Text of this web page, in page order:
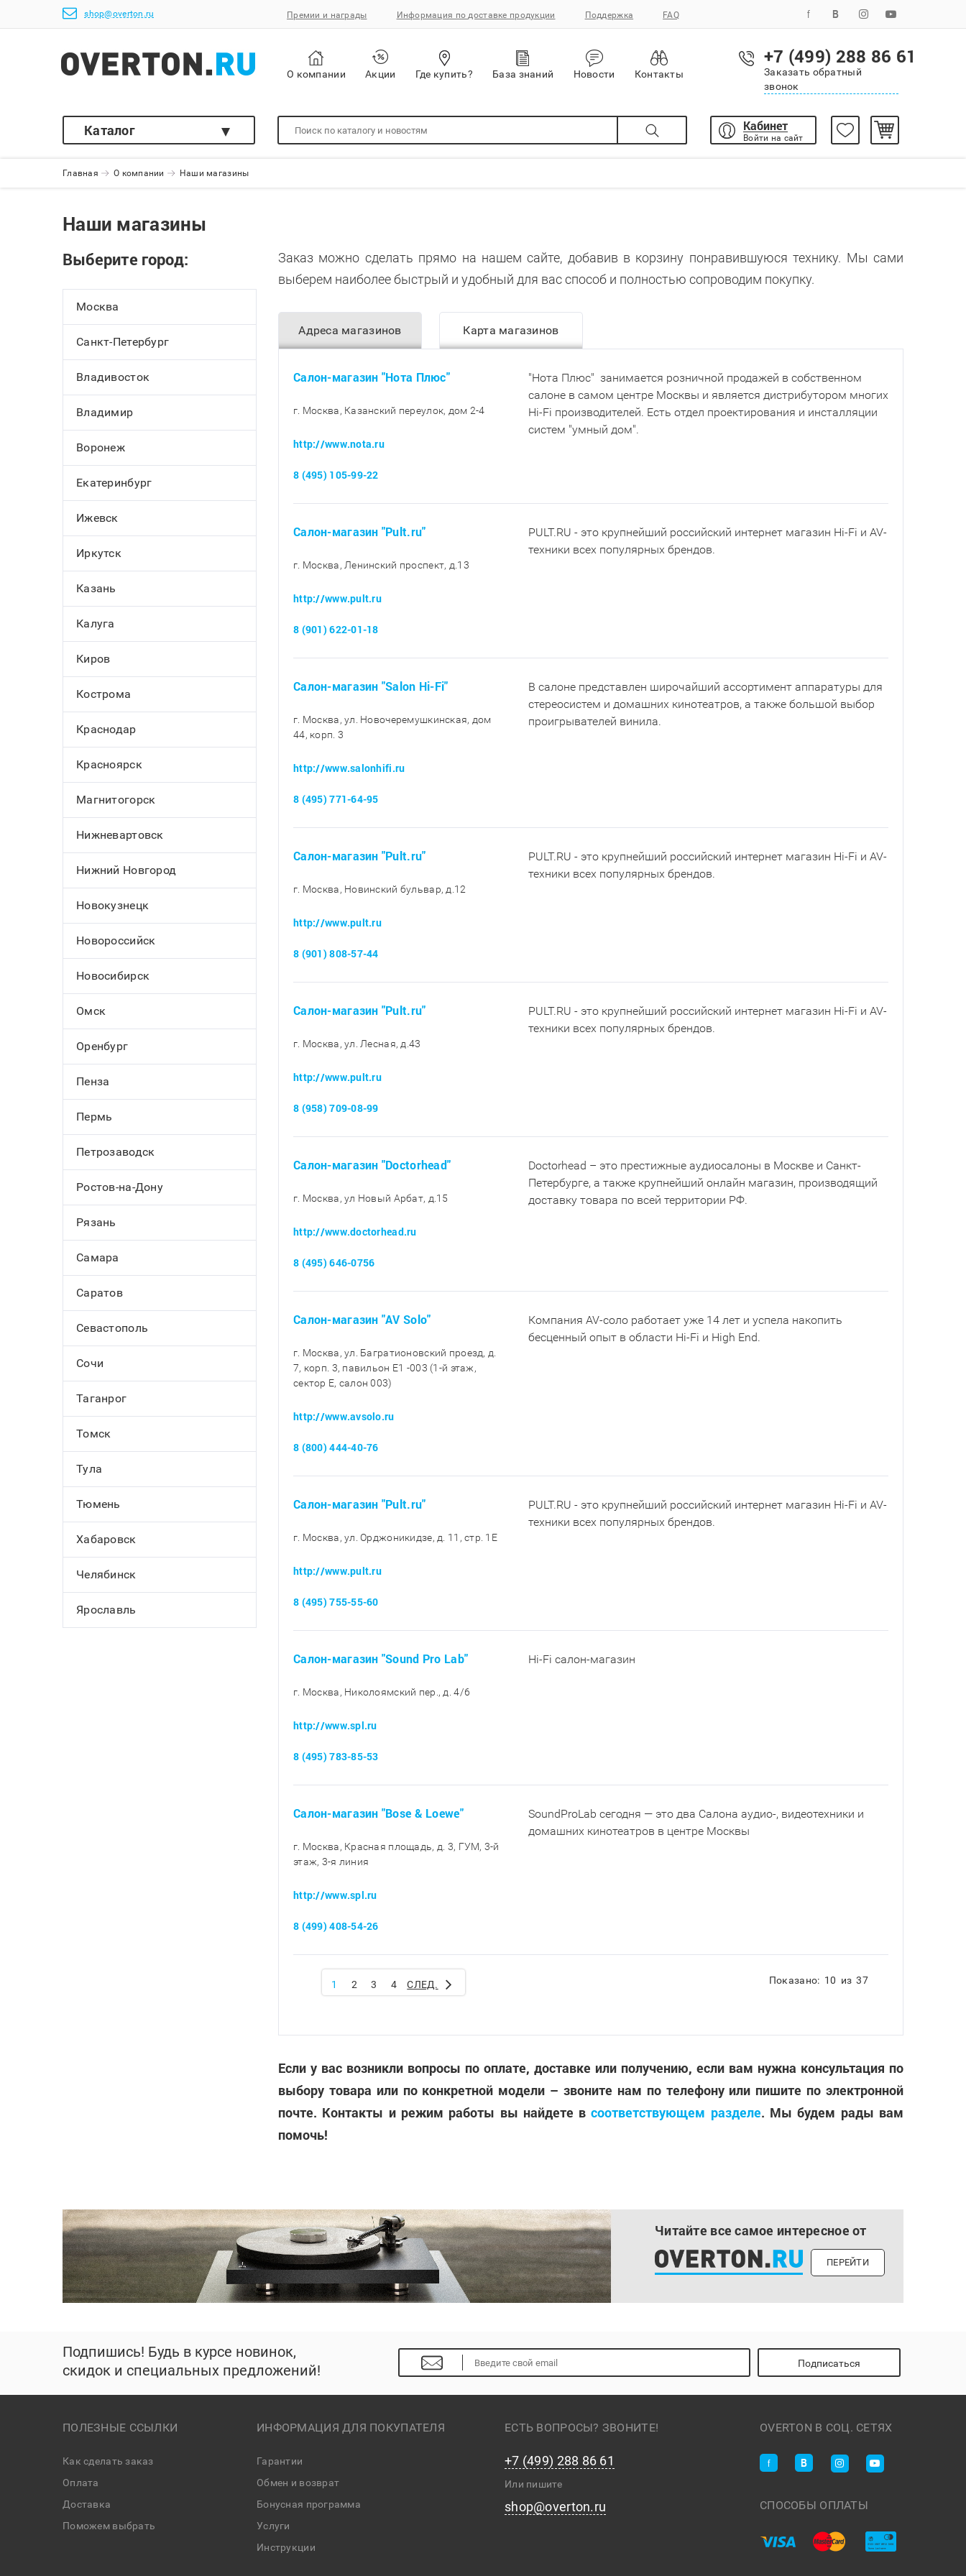
shop@overton.ru Премии и награды Информация по доставке продукции Поддержка FAQ
О компании Акции Где купить? База знаний Новости Контакты
+7 (499) 288 86 61
Заказать обратный
звонок
Каталог Кабинет
Войти на сайт
Главная О компании Наши магазины
Наши магазины
Выберите город:
Москва
Санкт-Петербург
Владивосток
Владимир
Воронеж
Екатеринбург
Ижевск
Иркутск
Казань
Калуга
Киров
Кострома
Краснодар
Красноярск
Магнитогорск
Нижневартовск
Нижний Новгород
Новокузнецк
Новороссийск
Новосибирск
Омск
Оренбург
Пенза
Пермь
Петрозаводск
Ростов-на-Дону
Рязань
Самара
Саратов
Севастополь
Сочи
Таганрог
Томск
Тула
Тюмень
Хабаровск
Челябинск
Ярославль
Заказ можно сделать прямо на нашем сайте, добавив в корзину понравившуюся технику. Мы сами
выберем наиболее быстрый и удобный для вас способ и полностью сопроводим покупку.
Адреса магазинов Карта магазинов
Салон-магазин "Нота Плюс"
г. Москва, Казанский переулок, дом 2-4
http://www.nota.ru
8 (495) 105-99-22
"Нота Плюс" занимается розничной продажей в собственном
салоне в самом центре Москвы и является дистрибутором многих
Hi-Fi производителей. Есть отдел проектирования и инсталляции
систем "умный дом".
Салон-магазин "Pult.ru"
г. Москва, Ленинский проспект, д.13
http://www.pult.ru
8 (901) 622-01-18
PULT.RU - это крупнейший российский интернет магазин Hi-Fi и AV-
техники всех популярных брендов.
Салон-магазин "Salon Hi-Fi"
г. Москва, ул. Новочеремушкинская, дом
44, корп. 3
http://www.salonhifi.ru
8 (495) 771-64-95
В салоне представлен широчайший ассортимент аппаратуры для
стереосистем и домашних кинотеатров, а также большой выбор
проигрывателей винила.
Салон-магазин "Pult.ru"
г. Москва, Новинский бульвар, д.12
http://www.pult.ru
8 (901) 808-57-44
PULT.RU - это крупнейший российский интернет магазин Hi-Fi и AV-
техники всех популярных брендов.
Салон-магазин "Pult.ru"
г. Москва, ул. Лесная, д.43
http://www.pult.ru
8 (958) 709-08-99
PULT.RU - это крупнейший российский интернет магазин Hi-Fi и AV-
техники всех популярных брендов.
Салон-магазин "Doctorhead"
г. Москва, ул Новый Арбат, д.15
http://www.doctorhead.ru
8 (495) 646-0756
Doctorhead – это престижные аудиосалоны в Москве и Санкт-
Петербурге, а также крупнейший онлайн магазин, производящий
доставку товара по всей территории РФ.
Салон-магазин "AV Solo"
г. Москва, ул. Багратионовский проезд, д.
7, корп. 3, павильон E1 -003 (1-й этаж,
сектор E, салон 003)
http://www.avsolo.ru
8 (800) 444-40-76
Компания AV-соло работает уже 14 лет и успела накопить
бесценный опыт в области Hi-Fi и High End.
Салон-магазин "Pult.ru"
г. Москва, ул. Орджоникидзе, д. 11, стр. 1E
http://www.pult.ru
8 (495) 755-55-60
PULT.RU - это крупнейший российский интернет магазин Hi-Fi и AV-
техники всех популярных брендов.
Салон-магазин "Sound Pro Lab"
г. Москва, Николоямский пер., д. 4/6
http://www.spl.ru
8 (495) 783-85-53
Hi-Fi салон-магазин
Салон-магазин "Bose & Loewe"
г. Москва, Красная площадь, д. 3, ГУМ, 3-й
этаж, 3-я линия
http://www.spl.ru
8 (499) 408-54-26
SoundProLab сегодня — это два Салона аудио-, видеотехники и
домашних кинотеатров в центре Москвы
1 2 3 4 СЛЕД. Показано: 10 из 37
Если у вас возникли вопросы по оплате, доставке или получению, если вам нужна консультация по
выбору товара или по конкретной модели – звоните нам по телефону или пишите по электронной
почте. Контакты и режим работы вы найдете всоответствующем разделе. Мы будем рады вам
помочь!
Читайте все самое интересное от
ПЕРЕЙТИ
Подпишись! Будь в курсе новинок,
скидок и специальных предложений!
Подписаться
ПОЛЕЗНЫЕ ССЫЛКИ
Как сделать заказ
Оплата
Доставка
Поможем выбрать
ИНФОРМАЦИЯ ДЛЯ ПОКУПАТЕЛЯ
Гарантии
Обмен и возврат
Бонусная программа
Услуги
Инструкции
ЕСТЬ ВОПРОСЫ? ЗВОНИТЕ!
+7 (499) 288 86 61
Или пишите
shop@overton.ru
OVERTON В СОЦ. СЕТЯХ
СПОСОБЫ ОПЛАТЫ